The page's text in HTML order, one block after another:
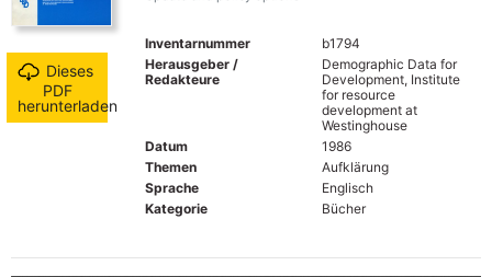
Dieses
PDF
herunterladen
Inventarnummer
b1794
Herausgeber /
Redakteure
Demographic Data for
Development, Institute
for resource
development at
Westinghouse
Datum
1986
Themen
Aufklärung
Sprache
Englisch
Kategorie
Bücher